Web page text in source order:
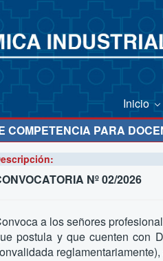
Inicio
COMPETENCIA PARA
Nº 02/2026
a los señores
postula y que cuenten con